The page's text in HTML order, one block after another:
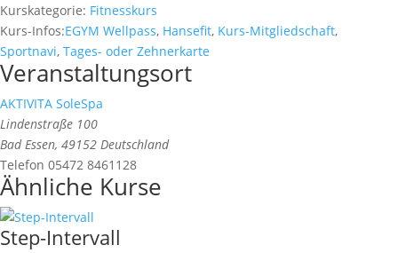
Kurskategorie: Fitnesskurs
Kurs-Infos:EGYM Wellpass, Hansefit, Kurs-Mitgliedschaft,
Sportnavi, Tages- oder Zehnerkarte
Veranstaltungsort
AKTIVITA SoleSpa
Lindenstraße 100
Bad Essen, 49152 Deutschland
Telefon 05472 8461128
Ähnliche Kurse
Step-Intervall